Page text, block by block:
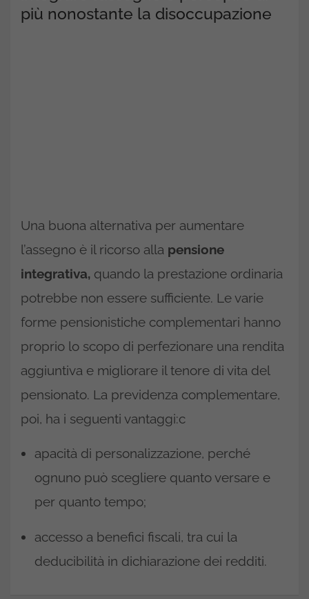
più nonostante la disoccupazione
Una buona alternativa per aumentare
l’assegno è il ricorso alla pensione
integrativa, quando la prestazione ordinaria
potrebbe non essere sufficiente. Le varie
forme pensionistiche complementari hanno
proprio lo scopo di perfezionare una rendita
aggiuntiva e migliorare il tenore di vita del
pensionato. La previdenza complementare,
poi, ha i seguenti vantaggi:c
apacità di personalizzazione, perché
ognuno può scegliere quanto versare e
per quanto tempo;
accesso a benefici fiscali, tra cui la
deducibilità in dichiarazione dei redditi.